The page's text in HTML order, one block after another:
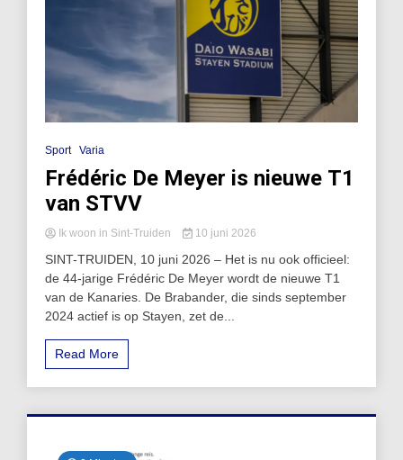
Sport Varia
Frédéric De Meyer is nieuwe T1
van STVV
Ik woon in Sint-Truiden 10 juni 2026
SINT-TRUIDEN, 10 juni 2026 – Het is nu ook officieel:
de 44-jarige Frédéric De Meyer wordt de nieuwe T1
van de Kanaries. De Brabander, die sinds september
2024 actief is op Stayen, zet de...
Read More